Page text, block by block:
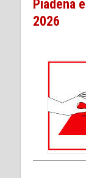
Piadena
2026